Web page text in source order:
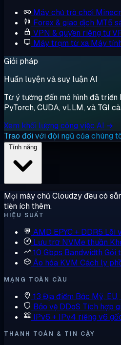
Máy chủ trò chơi
Forex & giao dịch MT5
VPN & quyền riêng tư
Máy trạm từ xa Máy
Giải pháp
Huấn luyện và suy luận AI
Từ ý tưởng đến mô hình đã
PyTorch, CUDA, vLLM, và TGI
Xem khối lượng công việc AI →
Trao đổi với đội ngũ của chúng
Mọi máy chủ Cloudzy đều có
tiện ích thêm.
HIỆU SUẤT
AMD EPYC + DDR5 Lõi
Lưu trữ NVMe thuần
10 Gbps Bandwidth Gói
Ảo hóa KVM Cách ly
MẠNG TOÀN CẦU
13 Địa điểm Bắc Mỹ,
Bảo vệ DDoS Tích hợp
IPv6 + IPv4 riêng v6
THANH TOÁN & TIN CẬY